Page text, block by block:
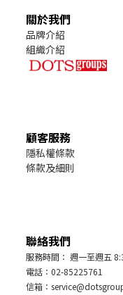
關於我們
品牌介紹
組織介紹
顧客服務
隱私權條款
條款及細則
聯絡我們
服務時間： 週一至週五
電話：02-85225761
信箱：